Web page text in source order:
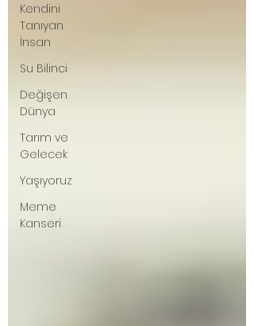
Kendini
Tanıyan
İnsan
Su Bilinci
Değişen
Dünya
Tarım ve
Gelecek
Yaşıyoruz
Meme
Kanseri